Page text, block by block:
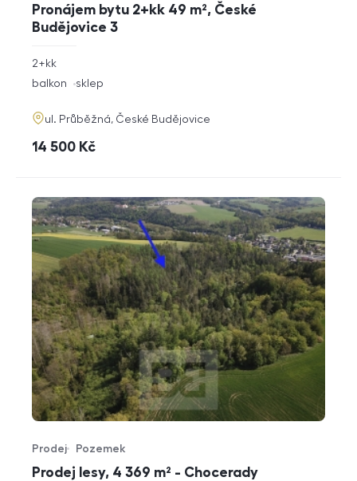
Pronájem bytu 2+kk 49 m², České
Budějovice 3
rozměry
2+kk
funkce
balkon sklep
adresa
ul. Průběžná, České Budějovice
cena
14 500 Kč
Prodej lesy, 4 369 m² - Chocerady
Typ nabídky
Prodej
Typ nemovitosti
Pozemek